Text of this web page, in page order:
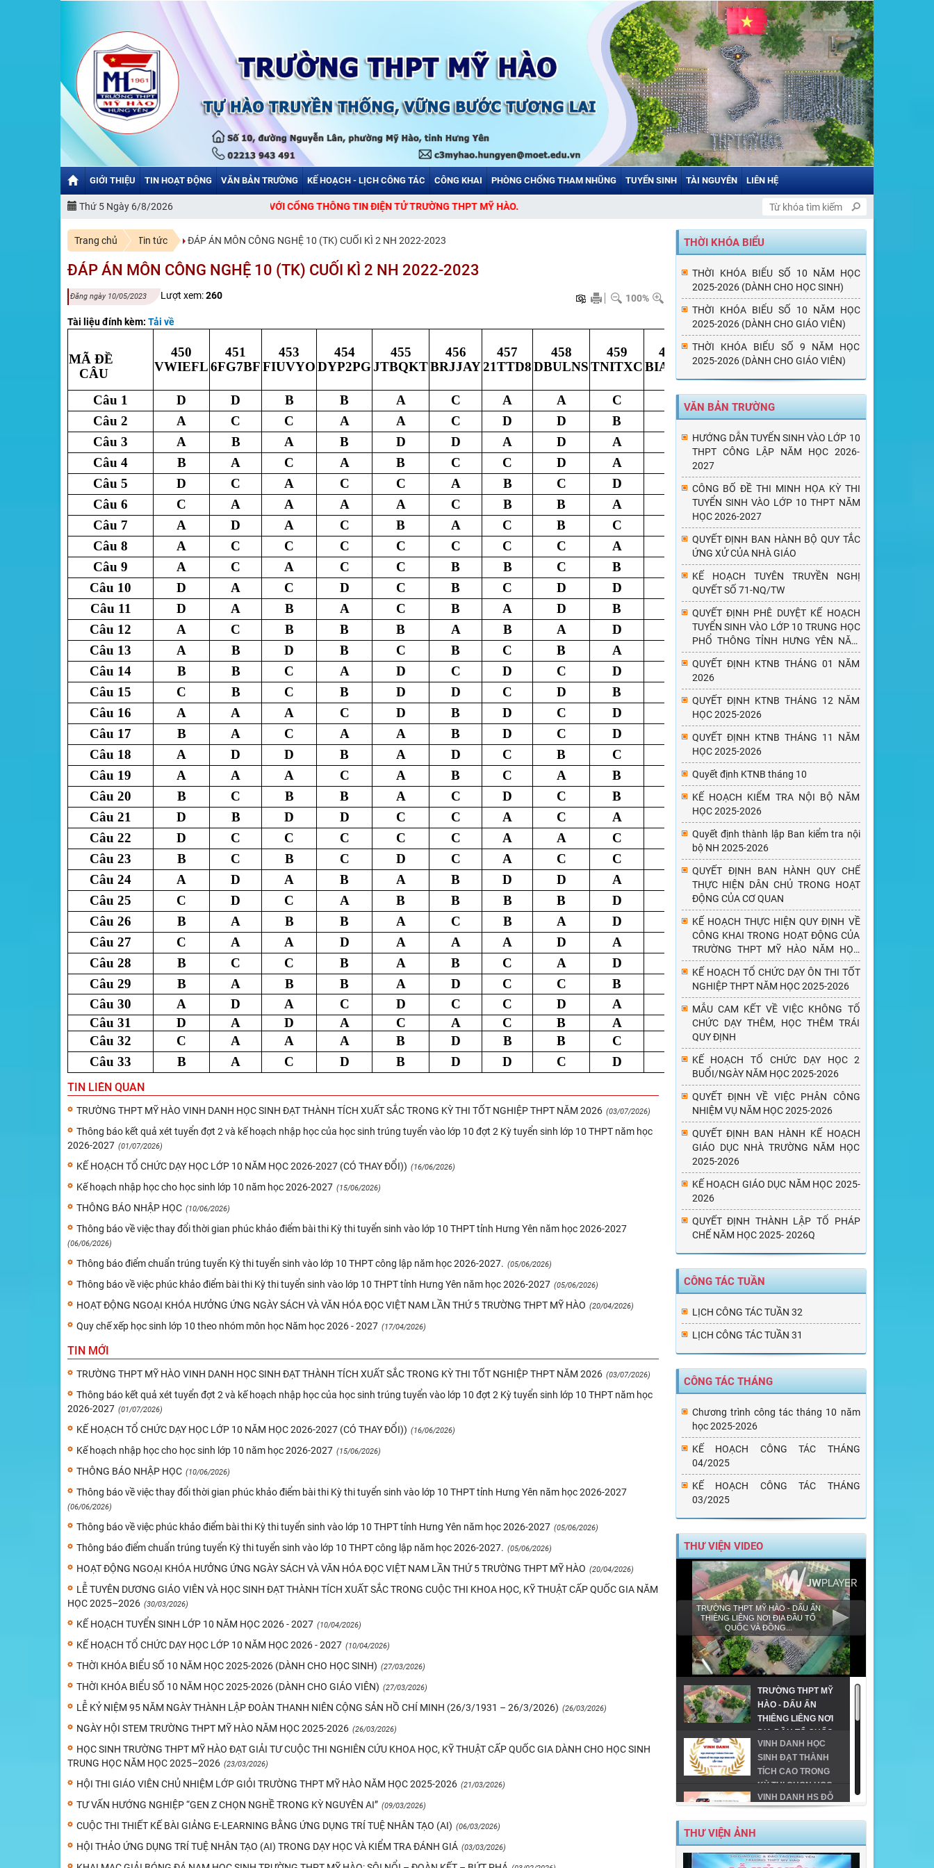
GIỚI THIỆU TIN HOẠT ĐỘNG VĂN BẢN TRƯỜNG KẾ HOẠCH - LỊCH CÔNG TÁC CÔNG KHAI PHÒNG CHỐNG THAM NHŨNG TUYỂN SINH TÀI NGUYÊN LIÊN HỆ
Thứ 5 Ngày 6/8/2026
CHÀO MỪNG BẠN ĐẾN VỚI CỔNG THÔNG TIN ĐIỆN TỬ TRƯỜNG THPT MỸ HÀO.
Trang chủ Tin tức ĐÁP ÁN MÔN CÔNG NGHỆ 10 (TK) CUỐI KÌ 2 NH 2022-2023
ĐÁP ÁN MÔN CÔNG NGHỆ 10 (TK) CUỐI KÌ 2 NH 2022-2023
Đăng ngày 10/05/2023 Lượt xem:260 100%
Tài liệu đính kèm: Tải về
MÃ ĐỀ
CÂU
450
VWIEFL
451
6FG7BF
453
FIUVYO
454
DYP2PG
455
JTBQKT
456
BRJJAY
457
21TTD8
458
DBULNS
459
TNITXC
460
BIABLJ
461
T2CVWL
462
LSR8TF
464
2G7PI2
Câu 1 D D B B A C A A C D C A
Câu 2
A C C A A C D D B B C D
Câu 3
A B A B D D A D A D B D
Câu 4
B A C A B C C D A
Câu 5
D C A C C A B C D C D C
Câu 6
C A A A A C B B A A B A
Câu 7
A D A C B A C B C B D B
Câu 8
A C C C C C C C A D C C
Câu 9
A C A C C B B C B B C A
Câu 10
D A C D C B C D D B B
Câu 11
D A B A C B A D B D B A
Câu 12
A C B B B A B A D A B D
Câu 13
A B D B C B C B A B A A
Câu 14
B B C A D C D C D C C A
Câu 15
C B C B D D C D B B C A
Câu 16
A A A C D B D C D C
Câu 17
B A C A A B D C D A C C
Câu 18
A D D B A D C B C C
Câu 19
A A A C A B C A B B A
Câu 20
B C B B A C D C B A B D
Câu 21
D B D D C C A C A D
Câu 22
D C C C C C A A C C D B
Câu 23
B C B C D C A C C B A D
Câu 24
A D A B A B D D A B D D
Câu 25
C D C A B B B B D B C
Câu 26
B A B B A C B A D C A D
Câu 27
C A A D A A A D A C B B
Câu 28
B C C B A B C A D C C A
Câu 29
B A B B A D C C B C C D
Câu 30
A D A C D C C D A B C A
Câu 31
D A D A C A C B A C D A
Câu 32
C A A A B D B B C D
Câu 33
B A C D B D D C D C B C
TIN LIÊN QUAN
TRƯỜNG THPT MỸ HÀO VINH DANH HỌC SINH ĐẠT THÀNH TÍCH XUẤT SẮC TRONG KỲ THI TỐT NGHIỆP THPT NĂM 2026 (03/07/2026)
Thông báo kết quả xét tuyển đợt 2 và kế hoạch nhập học của học sinh trúng tuyển vào lớp 10 đợt 2 Kỳ tuyển sinh lớp 10 THPT năm học
2026-2027 (01/07/2026)
KẾ HOẠCH TỔ CHỨC DẠY HỌC LỚP 10 NĂM HỌC 2026-2027 (CÓ THAY ĐỔI)) (16/06/2026)
Kế hoạch nhập học cho học sinh lớp 10 năm học 2026-2027 (15/06/2026)
THÔNG BÁO NHẬP HỌC (10/06/2026)
Thông báo về việc thay đổi thời gian phúc khảo điểm bài thi Kỳ thi tuyển sinh vào lớp 10 THPT tỉnh Hưng Yên năm học 2026-2027
(06/06/2026)
Thông báo điểm chuẩn trúng tuyển Kỳ thi tuyển sinh vào lớp 10 THPT công lập năm học 2026-2027. (05/06/2026)
Thông báo về việc phúc khảo điểm bài thi Kỳ thi tuyển sinh vào lớp 10 THPT tỉnh Hưng Yên năm học 2026-2027 (05/06/2026)
HOẠT ĐỘNG NGOẠI KHÓA HƯỞNG ỨNG NGÀY SÁCH VÀ VĂN HÓA ĐỌC VIỆT NAM LẦN THỨ 5 TRƯỜNG THPT MỸ HÀO (20/04/2026)
Quy chế xếp học sinh lớp 10 theo nhóm môn học Năm học 2026 - 2027 (17/04/2026)
TIN MỚI
TRƯỜNG THPT MỸ HÀO VINH DANH HỌC SINH ĐẠT THÀNH TÍCH XUẤT SẮC TRONG KỲ THI TỐT NGHIỆP THPT NĂM 2026 (03/07/2026)
Thông báo kết quả xét tuyển đợt 2 và kế hoạch nhập học của học sinh trúng tuyển vào lớp 10 đợt 2 Kỳ tuyển sinh lớp 10 THPT năm học
2026-2027 (01/07/2026)
KẾ HOẠCH TỔ CHỨC DẠY HỌC LỚP 10 NĂM HỌC 2026-2027 (CÓ THAY ĐỔI)) (16/06/2026)
Kế hoạch nhập học cho học sinh lớp 10 năm học 2026-2027 (15/06/2026)
THÔNG BÁO NHẬP HỌC (10/06/2026)
Thông báo về việc thay đổi thời gian phúc khảo điểm bài thi Kỳ thi tuyển sinh vào lớp 10 THPT tỉnh Hưng Yên năm học 2026-2027
(06/06/2026)
Thông báo về việc phúc khảo điểm bài thi Kỳ thi tuyển sinh vào lớp 10 THPT tỉnh Hưng Yên năm học 2026-2027 (05/06/2026)
Thông báo điểm chuẩn trúng tuyển Kỳ thi tuyển sinh vào lớp 10 THPT công lập năm học 2026-2027. (05/06/2026)
HOẠT ĐỘNG NGOẠI KHÓA HƯỞNG ỨNG NGÀY SÁCH VÀ VĂN HÓA ĐỌC VIỆT NAM LẦN THỨ 5 TRƯỜNG THPT MỸ HÀO (20/04/2026)
LỄ TUYÊN DƯƠNG GIÁO VIÊN VÀ HỌC SINH ĐẠT THÀNH TÍCH XUẤT SẮC TRONG CUỘC THI KHOA HỌC, KỸ THUẬT CẤP QUỐC GIA NĂM
HỌC 2025–2026 (30/03/2026)
KẾ HOẠCH TUYỂN SINH LỚP 10 NĂM HỌC 2026 - 2027 (10/04/2026)
KẾ HOẠCH TỔ CHỨC DẠY HỌC LỚP 10 NĂM HỌC 2026 - 2027 (10/04/2026)
THỜI KHÓA BIỂU SỐ 10 NĂM HỌC 2025-2026 (DÀNH CHO HỌC SINH) (27/03/2026)
THỜI KHÓA BIỂU SỐ 10 NĂM HỌC 2025-2026 (DÀNH CHO GIÁO VIÊN) (27/03/2026)
LỄ KỶ NIỆM 95 NĂM NGÀY THÀNH LẬP ĐOÀN THANH NIÊN CỘNG SẢN HỒ CHÍ MINH (26/3/1931 – 26/3/2026) (26/03/2026)
NGÀY HỘI STEM TRƯỜNG THPT MỸ HÀO NĂM HỌC 2025-2026 (26/03/2026)
HỌC SINH TRƯỜNG THPT MỸ HÀO ĐẠT GIẢI TƯ CUỘC THI NGHIÊN CỨU KHOA HỌC, KỸ THUẬT CẤP QUỐC GIA DÀNH CHO HỌC SINH
TRUNG HỌC NĂM HỌC 2025–2026 (23/03/2026)
HỘI THI GIÁO VIÊN CHỦ NHIỆM LỚP GIỎI TRƯỜNG THPT MỸ HÀO NĂM HỌC 2025-2026 (21/03/2026)
TƯ VẤN HƯỚNG NGHIỆP “GEN Z CHỌN NGHỀ TRONG KỲ NGUYÊN AI” (09/03/2026)
CUỘC THI THIẾT KẾ BÀI GIẢNG E-LEARNING BẰNG ỨNG DỤNG TRÍ TUỆ NHÂN TẠO (AI) (06/03/2026)
HỘI THẢO ỨNG DỤNG TRÍ TUỆ NHÂN TẠO (AI) TRONG DẠY HỌC VÀ KIỂM TRA ĐÁNH GIÁ (03/03/2026)
THỜI KHÓA BIỂU
THỜI KHÓA BIỂU SỐ 10 NĂM HỌC
2025-2026 (DÀNH CHO HỌC SINH)
THỜI KHÓA BIỂU SỐ 10 NĂM HỌC
2025-2026 (DÀNH CHO GIÁO VIÊN)
THỜI KHÓA BIỂU SỐ 9 NĂM HỌC
2025-2026 (DÀNH CHO GIÁO VIÊN)
VĂN BẢN TRƯỜNG
HƯỚNG DẪN TUYỂN SINH VÀO LỚP 10
THPT CÔNG LẬP NĂM HỌC 2026-
2027
CÔNG BỐ ĐỀ THI MINH HỌA KỲ THI
TUYỂN SINH VÀO LỚP 10 THPT NĂM
HỌC 2026-2027
QUYẾT ĐỊNH BAN HÀNH BỘ QUY TẮC
ỨNG XỬ CỦA NHÀ GIÁO
KẾ HOẠCH TUYÊN TRUYỀN NGHỊ
QUYẾT SỐ 71-NQ/TW
QUYẾT ĐỊNH PHÊ DUYỆT KẾ HOẠCH
TUYỂN SINH VÀO LỚP 10 TRUNG HỌC
PHỔ THÔNG TỈNH HƯNG YÊN NĂM
HỌC 2026-2027
QUYẾT ĐỊNH KTNB THÁNG 01 NĂM
2026
QUYẾT ĐỊNH KTNB THÁNG 12 NĂM
HỌC 2025-2026
QUYẾT ĐỊNH KTNB THÁNG 11 NĂM
HỌC 2025-2026
Quyết định KTNB tháng 10
KẾ HOẠCH KIỂM TRA NỘI BỘ NĂM
HỌC 2025-2026
Quyết định thành lập Ban kiểm tra nội
bộ NH 2025-2026
QUYẾT ĐỊNH BAN HÀNH QUY CHẾ
THỰC HIỆN DÂN CHỦ TRONG HOẠT
ĐỘNG CỦA CƠ QUAN
KẾ HOẠCH THỰC HIỆN QUY ĐỊNH VỀ
CÔNG KHAI TRONG HOẠT ĐỘNG CỦA
TRƯỜNG THPT MỸ HÀO NĂM HỌC
2025 - 2026
KẾ HOẠCH TỔ CHỨC DẠY ÔN THI TỐT
NGHIỆP THPT NĂM HỌC 2025-2026
MẪU CAM KẾT VỀ VIỆC KHÔNG TỔ
CHỨC DẠY THÊM, HỌC THÊM TRÁI
QUY ĐỊNH
KẾ HOẠCH TỔ CHỨC DẠY HỌC 2
BUỔI/NGÀY NĂM HỌC 2025-2026
QUYẾT ĐỊNH VỀ VIỆC PHÂN CÔNG
NHIỆM VỤ NĂM HỌC 2025-2026
QUYẾT ĐỊNH BAN HÀNH KẾ HOẠCH
GIÁO DỤC NHÀ TRƯỜNG NĂM HỌC
2025-2026
KẾ HOẠCH GIÁO DỤC NĂM HỌC 2025-
2026
QUYẾT ĐỊNH THÀNH LẬP TỔ PHÁP
CHẾ NĂM HỌC 2025- 2026Q
CÔNG TÁC TUẦN
LỊCH CÔNG TÁC TUẦN 32
LỊCH CÔNG TÁC TUẦN 31
CÔNG TÁC THÁNG
Chương trình công tác tháng 10 năm
học 2025-2026
KẾ HOẠCH CÔNG TÁC THÁNG
04/2025
KẾ HOẠCH CÔNG TÁC THÁNG
03/2025
THƯ VIỆN VIDEO
TRƯỜNG THPT MỸ HÀO - DẤU ẤN
THIÊNG LIÊNG NƠI ĐỊA ĐẦU TỔ
QUỐC VÀ ĐỒNG...
TRƯỜNG THPT MỸ
HÀO - DẤU ẤN
THIÊNG LIÊNG NƠI
ĐỊA ĐẦU TỔ QUỐC
VÀ ĐỒNG HÀNH
CÙNG GIÁO DỤC
VÙNG CAO!
VINH DANH HỌC
SINH ĐẠT THÀNH
TÍCH CAO TRONG
KỲ THI CHỌN HỌC
SINH GIỎI CẤP TỈNH
VINH DANH HS ĐỖ
ĐH TRÊN 24 ĐIỂM
MỸ HÀO VINH DANH
HỌC SINH GIỎI CẤP
THƯ VIỆN ẢNH